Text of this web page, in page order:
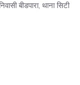
बीडपारा, थाना सिटी